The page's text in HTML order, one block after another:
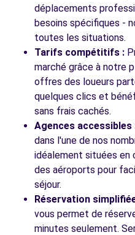
déplacements
besoins spécifiques -
toutes les situations.
Tarifs compétitifs :
marché grâce à notre
offres des loueurs
quelques clics et
sans frais cachés.
Agences accessibles
dans l'une de nos
idéalement situées en
des aéroports pour
séjour.
Réservation
vous permet de
minutes seulement.